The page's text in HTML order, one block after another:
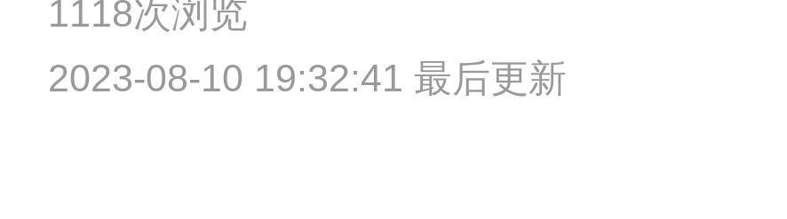
1118次浏览
2023-08-10 19:32:41 最后更新